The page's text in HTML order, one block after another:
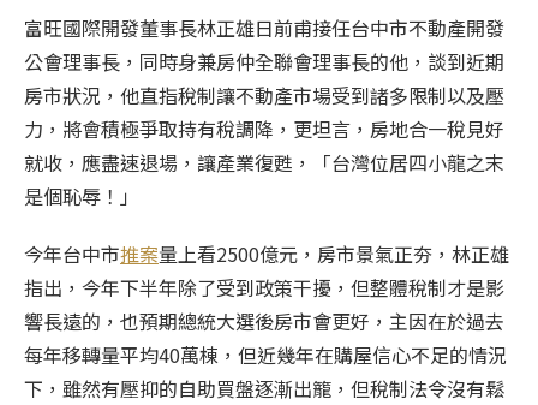
富旺國際開發董事長林正雄日前甫接任台中市不動產開發
公會理事長，同時身兼房仲全聯會理事長的他，談到近期
房市狀況，他直指稅制讓不動產市場受到諸多限制以及壓
力，將會積極爭取持有稅調降，更坦言，房地合一稅見好
就收，應盡速退場，讓產業復甦，「台灣位居四小龍之末
是個恥辱！」
今年台中市推案量上看2500億元，房市景氣正夯，林正雄
指出，今年下半年除了受到政策干擾，但整體稅制才是影
響長遠的，也預期總統大選後房市會更好，主因在於過去
每年移轉量平均40萬棟，但近幾年在購屋信心不足的情況
下，雖然有壓抑的自助買盤逐漸出籠，但稅制法令沒有鬆